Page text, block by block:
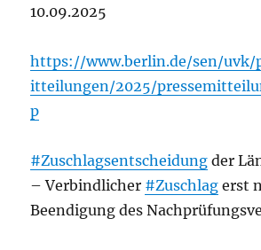
10.09.2025
https://www.berlin.de/sen/uvk/
itteilungen/2025/
p
#Zuschlagsentscheidung der
– Verbindlicher #Zuschlag erst
Beendigung des